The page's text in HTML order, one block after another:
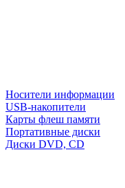
Носители информации
USB-накопители
Карты флеш памяти
Портативные диски
Диски DVD, CD